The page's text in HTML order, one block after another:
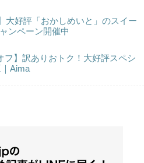
大好評「おかしめいと」のスイー
ンペーン開催中
フ】訳ありおトク！大好評スペシ
Aima